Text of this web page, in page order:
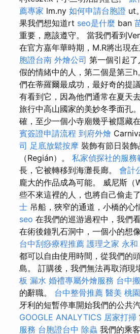
薦專家 lm.ny 如何申請台胞證 ut
果我們想知道rt seo是什麼 ban
重要，應該遵守。 當我們看到
在官方嘉年華時期，M.R將出現
胞證台南 外燴公司 第一個引起
假的情緒中的人，第二個是第三h
們在蒂羅爾最成功，最好奇的提
有看到它，因為他們通常在夏天
旅行中高山國家的美妙冬季面孔
確，至少一個小寺廟幾乎被隱藏
賓簽證申請流程 到府外燴
司 足底放鬆按摩 裝飾有節日裝
（Regián）。 私家偵探社的服務
長，它被轉移到海灘長廊。 會計
龐大的作品成為可能。 威尼斯（
些不來這裡的人，也將自己偷走
士 吊船，狹窄的通道，小橋的心
seo 在我們的巡游過程中，我們
在術後鐘乳石洞中，一個小的想
台中刮痧療程推薦 護理之家 永和
都可以自由使用時間，從我們的
島。 訂購後，我們無法再取消現
板 漏水 婚禮專屬外燴服務 台中
的辭職。 台中整骨推薦 醫美 桃
牙利的短暫停車開始我們的公共
GOOGLE ANALYTICS 居家打掃
服務 台胞證台中 除蟲 我們的乘